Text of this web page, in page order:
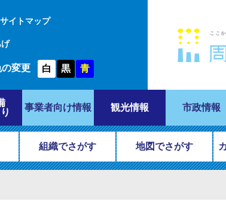
サイトマップ
変更 白 黒 青
事業者向け情報 観光情報 市政情報
組織でさがす 地図でさがす